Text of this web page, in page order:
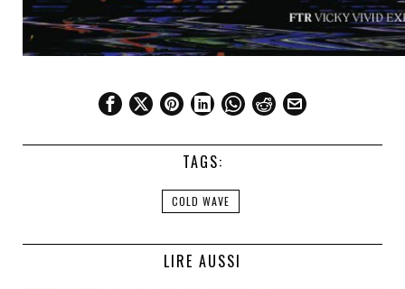
TAGS:
COLD WAVE
LIRE AUSSI